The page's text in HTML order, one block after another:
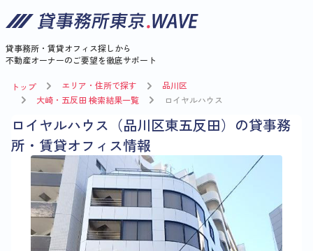
貸事務所・賃貸オフィス探しから
不動産オーナーのご要望を徹底サポート
トップ エリア・住所で探す
品川区
大崎・五反田 検索結果一覧
ロイヤルハウス
ロイヤルハウス（品川区東五反田）の貸事務
所・賃貸オフィス情報